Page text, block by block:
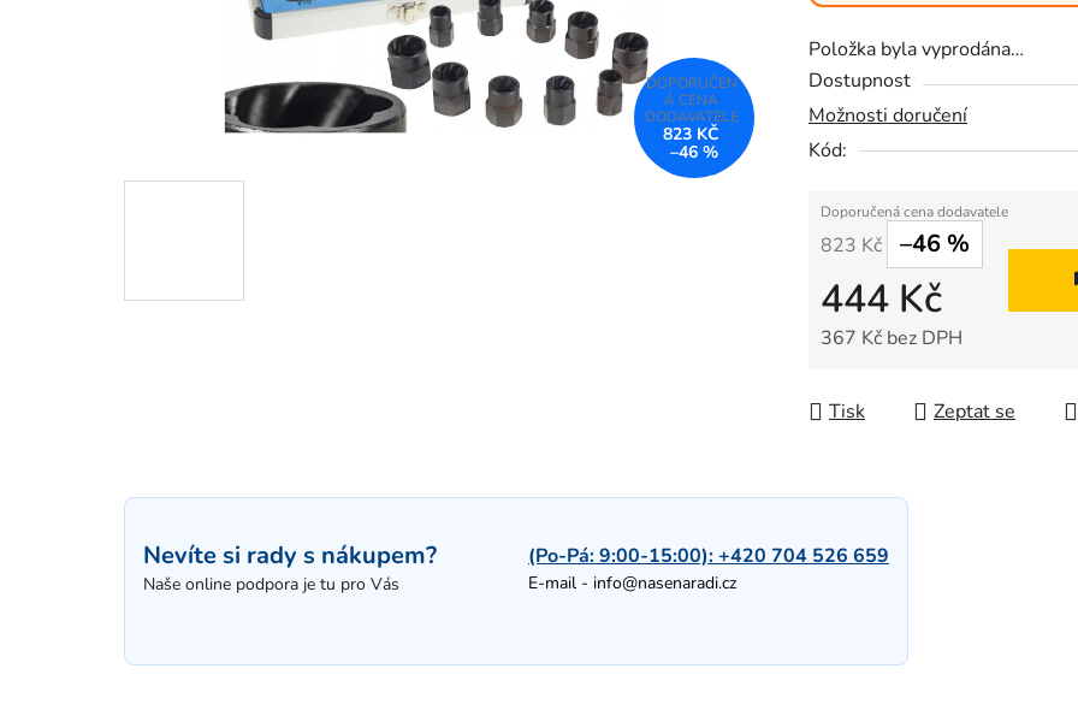
Položka byla vyprodána…
Dostupnost
Možnosti doručení
Kód:
823 Kč –46 %
444 Kč
367 Kč bez DPH
Tisk Zeptat se
823 KČ
–46 %
Nevíte si rady s nákupem?
Naše online podpora je tu pro Vás
(Po-Pá: 9:00-15:00):+420 704 526 659
E-mail - info@nasenaradi.cz